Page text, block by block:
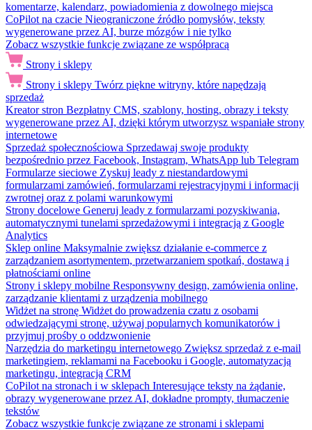
komentarze, kalendarz, powiadomienia z dowolnego miejsca
CoPilot na czacie Nieograniczone źródło pomysłów, teksty
wygenerowane przez AI, burze mózgów i nie tylko
Zobacz wszystkie funkcje związane ze współpracą
Strony i sklepy
Strony i sklepy Twórz piękne witryny, które napędzają
sprzedaż
Kreator stron Bezpłatny CMS, szablony, hosting, obrazy i teksty
wygenerowane przez AI, dzięki którym utworzysz wspaniałe strony
internetowe
Sprzedaż społecznościowa Sprzedawaj swoje produkty
bezpośrednio przez Facebook, Instagram, WhatsApp lub Telegram
Formularze sieciowe Zyskuj leady z niestandardowymi
formularzami zamówień, formularzami rejestracyjnymi i informacji
zwrotnej oraz z polami warunkowymi
Strony docelowe Generuj leady z formularzami pozyskiwania,
automatycznymi tunelami sprzedażowymi i integracją z Google
Analytics
Sklep online Maksymalnie zwiększ działanie e-commerce z
zarządzaniem asortymentem, przetwarzaniem spotkań, dostawą i
płatnościami online
Strony i sklepy mobilne Responsywny design, zamówienia online,
zarządzanie klientami z urządzenia mobilnego
Widżet na stronę Widżet do prowadzenia czatu z osobami
odwiedzającymi stronę, używaj popularnych komunikatorów i
przyjmuj prośby o oddzwonienie
Narzędzia do marketingu internetowego Zwiększ sprzedaż z e-mail
marketingiem, reklamami na Facebooku i Google, automatyzacją
marketingu, integracją CRM
CoPilot na stronach i w sklepach Interesujące teksty na żądanie,
obrazy wygenerowane przez AI, dokładne prompty, tłumaczenie
tekstów
Zobacz wszystkie funkcje związane ze stronami i sklepami